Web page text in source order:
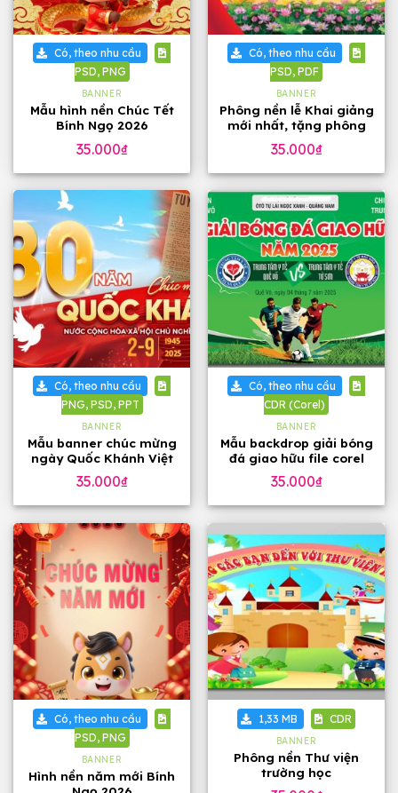
Có, theo nhu cầu
PSD, PNG
BANNER
Mẫu hình nền Chúc Tết
Bính Ngọ 2026
35.000₫
Có, theo nhu cầu
PSD, PDF
BANNER
Phông nền lễ Khai giảng
mới nhất, tặng phông
35.000₫
Có, theo nhu cầu
PNG, PSD, PPT
BANNER
Mẫu banner chúc mừng
ngày Quốc Khánh Việt
Nam 2-9, tặng phông
chữ
35.000₫
Có, theo nhu cầu
CDR (Corel)
BANNER
Mẫu backdrop giải bóng
đá giao hữu file corel
35.000₫
Có, theo nhu cầu
PSD, PNG
BANNER
Hình nền năm mới Bính
1,33 MB CDR
BANNER
Phông nền Thư viện
trường học